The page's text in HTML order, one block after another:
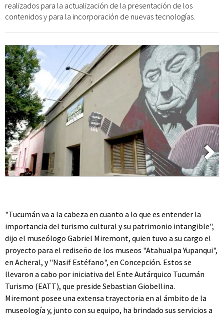
realizados para la actualización de la presentación de los
contenidos y para la incorporación de nuevas tecnologías.
"Tucumán va a la cabeza en cuanto a lo que es entender la
importancia del turismo cultural y su patrimonio intangible",
dijo el museólogo Gabriel Miremont, quien tuvo a su cargo el
proyecto para el rediseño de los museos "Atahualpa Yupanqui",
en Acheral, y "Nasif Estéfano", en Concepción. Estos se
llevaron a cabo por iniciativa del Ente Autárquico Tucumán
Turismo (EATT), que preside Sebastian Giobellina.
Miremont posee una extensa trayectoria en al ámbito de la
museología y, junto con su equipo, ha brindado sus servicios a